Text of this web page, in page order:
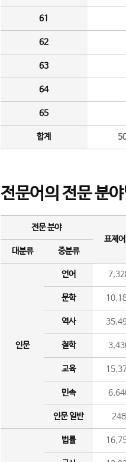
61
62
63
64
65
합계
전문어의 전문 분
전문 분야
표제
대분류
중분류
인문
언어
문학
역사
철학
교육
민속
인문 일반 248
법률